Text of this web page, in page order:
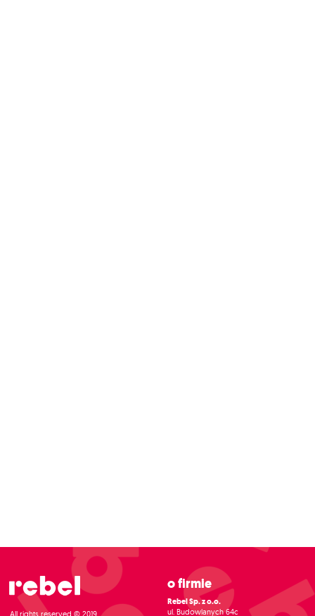
All rights reserved © 2019
O firmie
Rebel Sp. z o.o.
ul. Budowlanych 64c